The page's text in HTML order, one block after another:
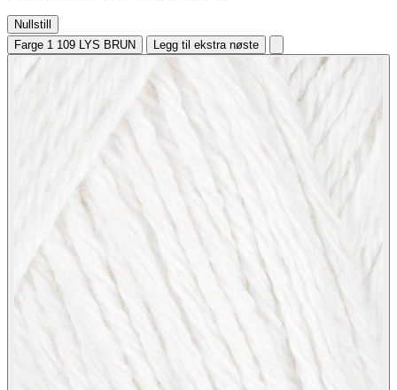
Nullstill
Farge 1 109 LYS BRUN Legg til ekstra nøste